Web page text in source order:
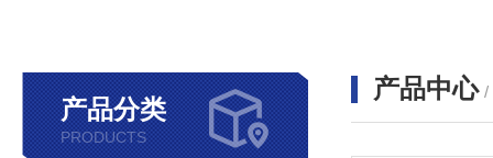
产品分类
PRODUCTS
产品中心 /